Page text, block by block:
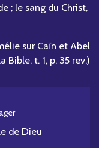
; le sang du Christ,
sur Caïn et Abel
Bible, t. 1, p. 35 rev.)
de Dieu